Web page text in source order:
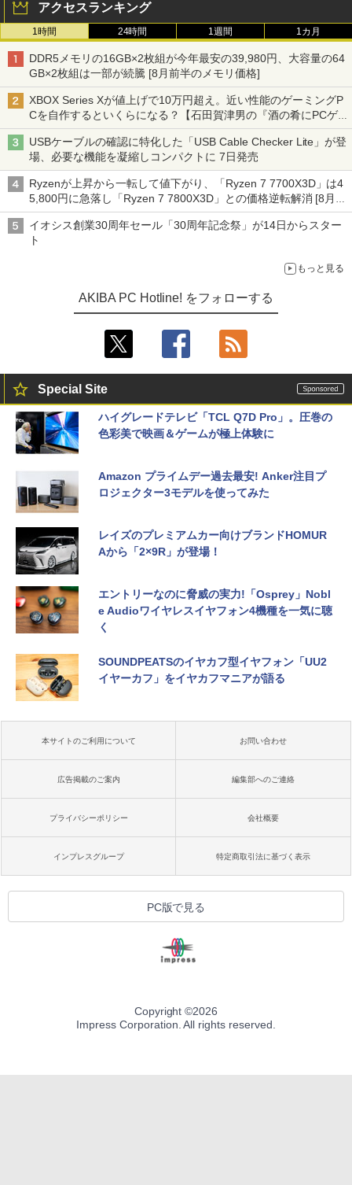
アクセスランキング
1時間 24時間 1週間 1カ月
DDR5メモリの16GB×2枚組が今年最安の39,980円、大容量の64
GB×2枚組は一部が続騰 [8月前半のメモリ価格]
XBOX Series Xが値上げで10万円超え。近い性能のゲーミングP
Cを自作するといくらになる？【石田賀津男の『酒の肴にPCゲ
ーム』】
USBケーブルの確認に特化した「USB Cable Checker Lite」が登
場、必要な機能を凝縮しコンパクトに 7日発売
Ryzenが上昇から一転して値下がり、「Ryzen 7 7700X3D」は4
5,800円に急落し「Ryzen 7 7800X3D」との価格逆転解消 [8月前
半のCPU価格]
イオシス創業30周年セール「30周年記念祭」が14日からスター
ト
もっと見る
AKIBA PC Hotline! をフォローする
Special Site
ハイグレードテレビ「TCL Q7D Pro」。圧巻の
色彩美で映画＆ゲームが極上体験に
Amazon プライムデー過去最安! Anker注目プ
ロジェクター3モデルを使ってみた
レイズのプレミアムカー向けブランドHOMUR
Aから「2×9R」が登場！
エントリーなのに脅威の実力!「Osprey」Nobl
e Audioワイヤレスイヤフォン4機種を一気に聴
く
SOUNDPEATSのイヤカフ型イヤフォン「UU2
イヤーカフ」をイヤカフマニアが語る
本サイトのご利用について お問い合わせ
広告掲載のご案内 編集部へのご連絡
プライバシーポリシー 会社概要
インプレスグループ 特定商取引法に基づく表示
PC版で見る
Copyright ©2026
Impress Corporation. All rights reserved.